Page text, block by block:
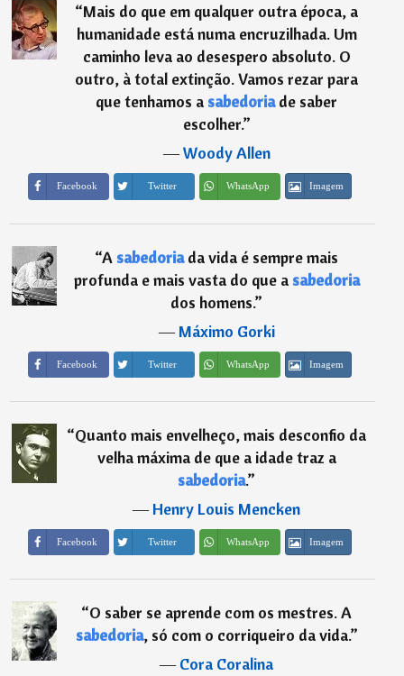
“Mais do que em qualquer outra época, a
humanidade está numa encruzilhada. Um
caminho leva ao desespero absoluto. O
outro, à total extinção. Vamos rezar para
que tenhamos a sabedoriade saber
escolher.”
―Woody Allen
Facebook Twitter WhatsApp Imagem
“A sabedoriada vida é sempre mais
profunda e mais vasta do que a sabedoria
dos homens.”
―Máximo Gorki
Facebook Twitter WhatsApp Imagem
“Quanto mais envelheço, mais desconfio da
velha máxima de que a idade traz a
sabedoria.”
―Henry Louis Mencken
Facebook Twitter WhatsApp Imagem
“O saber se aprende com os mestres. A
sabedoria, só com o corriqueiro da vida.”
―Cora Coralina